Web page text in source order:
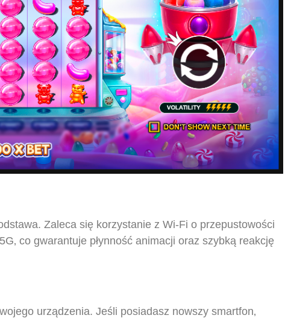
Zaleca się korzystanie z Wi-Fi o przepustowości
co gwarantuje płynność animacji oraz szybką reakcję
urządzenia. Jeśli posiadasz nowszy smartfon‚